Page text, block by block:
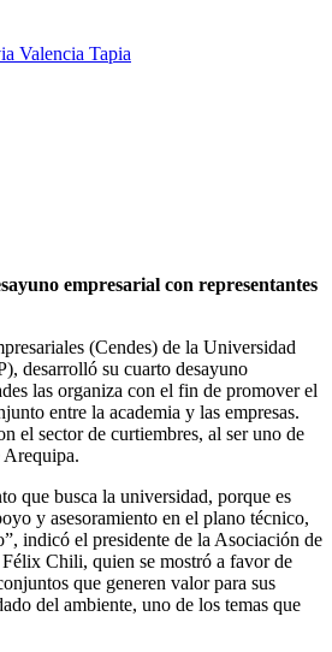
Valencia Tapia
empresarial con representantes
(Cendes) de la Universidad
desarrolló su cuarto desayuno
las organiza con el fin de promover el
entre la academia y las empresas.
el sector de curtiembres, al ser uno de
Arequipa.
que busca la universidad, porque es
y asesoramiento en el plano técnico,
indicó el presidente de la Asociación de
Chili, quien se mostró a favor de
que generen valor para sus
del ambiente, uno de los temas que